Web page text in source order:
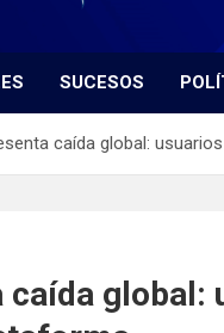
SUCESOS
caída global:
caída